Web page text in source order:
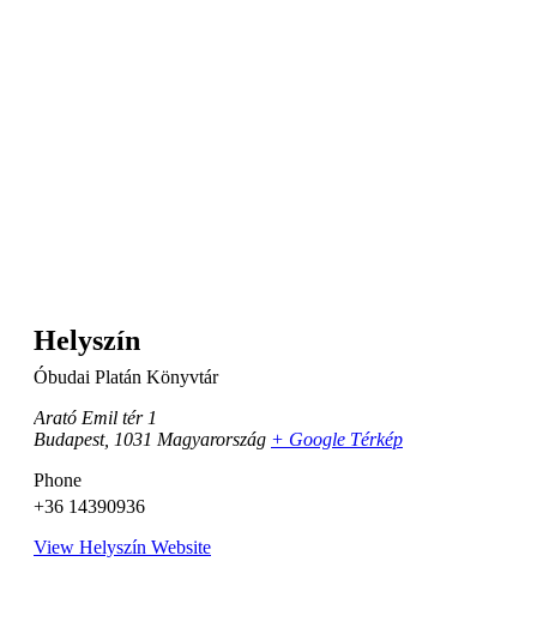
Helyszín
Óbudai Platán Könyvtár
Arató Emil tér 1
Budapest, 1031 Magyarország + Google Térkép
Phone
+36 14390936
View Helyszín Website